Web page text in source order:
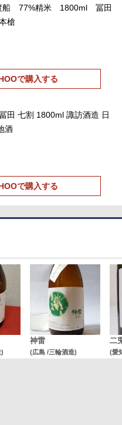
船 77%精米 1800ml 冨田
槍
で購入する
田 七割 1800ml 諏訪酒造 日
酒
で購入する
神雷
(広島 /三輪酒造)
二
(愛